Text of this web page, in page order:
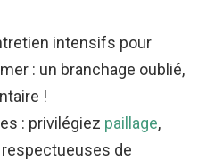
intensifs pour
: un branchage oublié,
!
: privilégiez paillage,
de